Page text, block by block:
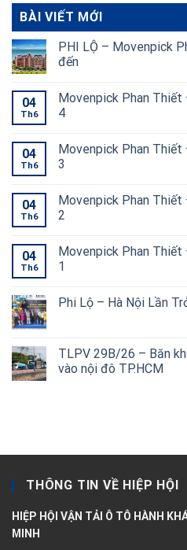
BÀI VIẾT MỚI
PHI LỘ – Movenpick
đến
04
Th6
Movenpick Phan
4
04
Th6
Movenpick Phan
3
04
Th6
Movenpick Phan
2
04
Th6
Movenpick Phan
1
Phi Lộ – Hà Nội Lần
TLPV 29B/26 – Băn
vào nội đô TP.HCM
THÔNG TIN VỀ HIỆP HỘI
HIỆP HỘI VẬN TẢI Ô TÔ HÀNH
MINH